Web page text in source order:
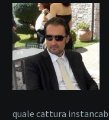
quale cattura